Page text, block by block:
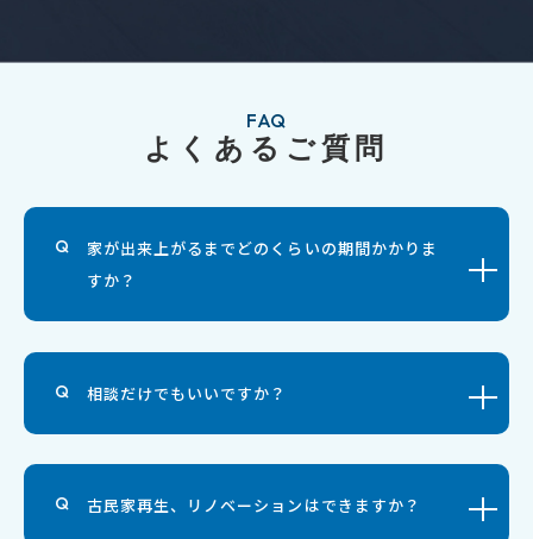
FAQ
よくあるご質問
家が出来上がるまでどのくらいの期間かかりま
すか？
相談だけでもいいですか？
古民家再生、リノベーションはできますか？